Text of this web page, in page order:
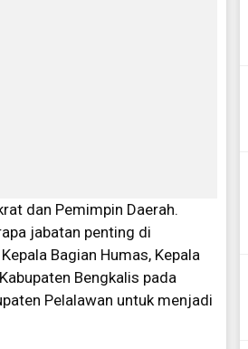
dan Pemimpin Daerah.
jabatan penting di
Bagian Humas, Kepala
Bengkalis pada
Pelalawan untuk menjadi